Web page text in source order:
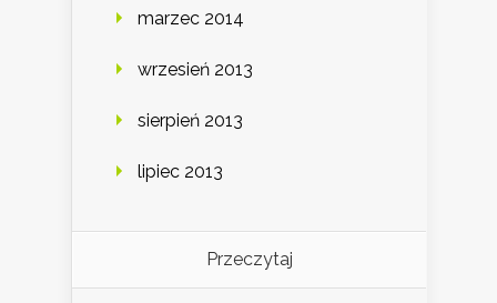
marzec 2014
wrzesień 2013
sierpień 2013
lipiec 2013
Przeczytaj